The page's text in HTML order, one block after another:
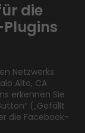
die
Netzwerks
Alto, CA
erkennen Sie
(„Gefällt
die Facebook-